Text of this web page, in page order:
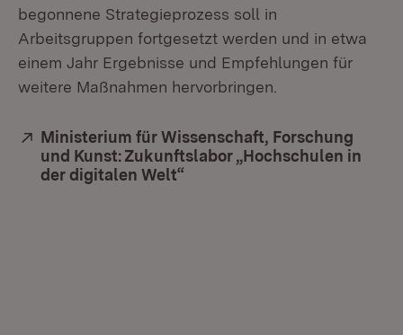
begonnene Strategieprozess soll in
Arbeitsgruppen fortgesetzt werden und in etwa
einem Jahr Ergebnisse und Empfehlungen für
weitere Maßnahmen hervorbringen.
Extern:
Ministerium für Wissenschaft, Forschung
und Kunst: Zukunftslabor „Hochschulen in
der digitalen Welt“